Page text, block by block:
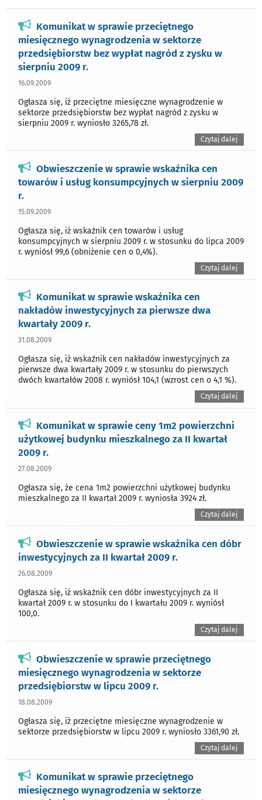
Komunikat w sprawie przeciętnego
miesięcznego wynagrodzenia w sektorze
przedsiębiorstw bez wypłat nagród z zysku w
sierpniu 2009 r.
16.09.2009
Ogłasza się, iż przeciętne miesięczne wynagrodzenie w
sektorze przedsiębiorstw bez wypłat nagród z zysku w
sierpniu 2009 r. wyniosło 3265,78 zł.
Czytaj dalej
Obwieszczenie w sprawie wskaźnika cen
towarów i usług konsumpcyjnych w sierpniu 2009
r.
15.09.2009
Ogłasza się, iż wskaźnik cen towarów i usług
konsumpcyjnych w sierpniu 2009 r. w stosunku do lipca 2009
r. wyniósł 99,6 (obniżenie cen o 0,4%).
Czytaj dalej
Komunikat w sprawie wskaźnika cen
nakładów inwestycyjnych za pierwsze dwa
kwartały 2009 r.
31.08.2009
Ogłasza się, iż wskaźnik cen nakładów inwestycyjnych za
pierwsze dwa kwartały 2009 r. w stosunku do pierwszych
dwóch kwartałów 2008 r. wyniósł 104,1 (wzrost cen o 4,1 %).
Czytaj dalej
Komunikat w sprawie ceny 1m2 powierzchni
użytkowej budynku mieszkalnego za II kwartał
2009 r.
27.08.2009
Ogłasza się, że cena 1m2 powierzchni użytkowej budynku
mieszkalnego za II kwartał 2009 r. wyniosła 3924 zł.
Czytaj dalej
Obwieszczenie w sprawie wskaźnika cen dóbr
inwestycyjnych za II kwartał 2009 r.
26.08.2009
Ogłasza się, iż wskaźnik cen dóbr inwestycyjnych za II
kwartał 2009 r. w stosunku do I kwartału 2009 r. wyniósł
100,0.
Czytaj dalej
Obwieszczenie w sprawie przeciętnego
miesięcznego wynagrodzenia w sektorze
przedsiębiorstw w lipcu 2009 r.
18.08.2009
Ogłasza się, iż przeciętne miesięczne wynagrodzenie w
sektorze przedsiębiorstw w lipcu 2009 r. wyniosło 3361,90 zł.
Czytaj dalej
Komunikat w sprawie przeciętnego
miesięcznego wynagrodzenia w sektorze